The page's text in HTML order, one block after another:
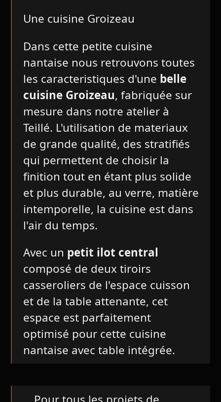
Une cuisine Groizeau
Dans cette petite cuisine
nantaise nous retrouvons toutes
les caracteristiques d'une belle
cuisine Groizeau, fabriquée sur
mesure dans notre atelier à
Teillé. L'utilisation de materiaux
de grande qualité, des stratifiés
qui permettent de choisir la
finition tout en étant plus solide
et plus durable, au verre, matière
intemporelle, la cuisine est dans
l'air du temps.
Avec un petit ilot central
composé de deux tiroirs
casseroliers de l'espace cuisson
et de la table attenante, cet
espace est parfaitement
optimisé pour cette cuisine
nantaise avec table intégrée.